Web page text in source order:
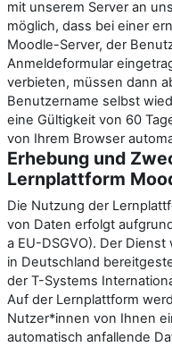
mit unserem Server an
möglich, dass bei einer
Moodle-Server, der
Anmeldeformular
verbieten, müssen dann
Benutzername selbst
eine Gültigkeit von 60
von Ihrem Browser
Erhebung und
Lernplattform
Die Nutzung der
von Daten erfolgt
a EU-DSGVO). Der
in Deutschland
der T-Systems
Auf der Lernplattform
Nutzer*innen von Ihnen
automatisch anfallende